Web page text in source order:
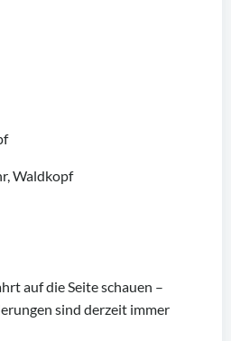
Waldkopf
auf die Seite schauen –
sind derzeit immer